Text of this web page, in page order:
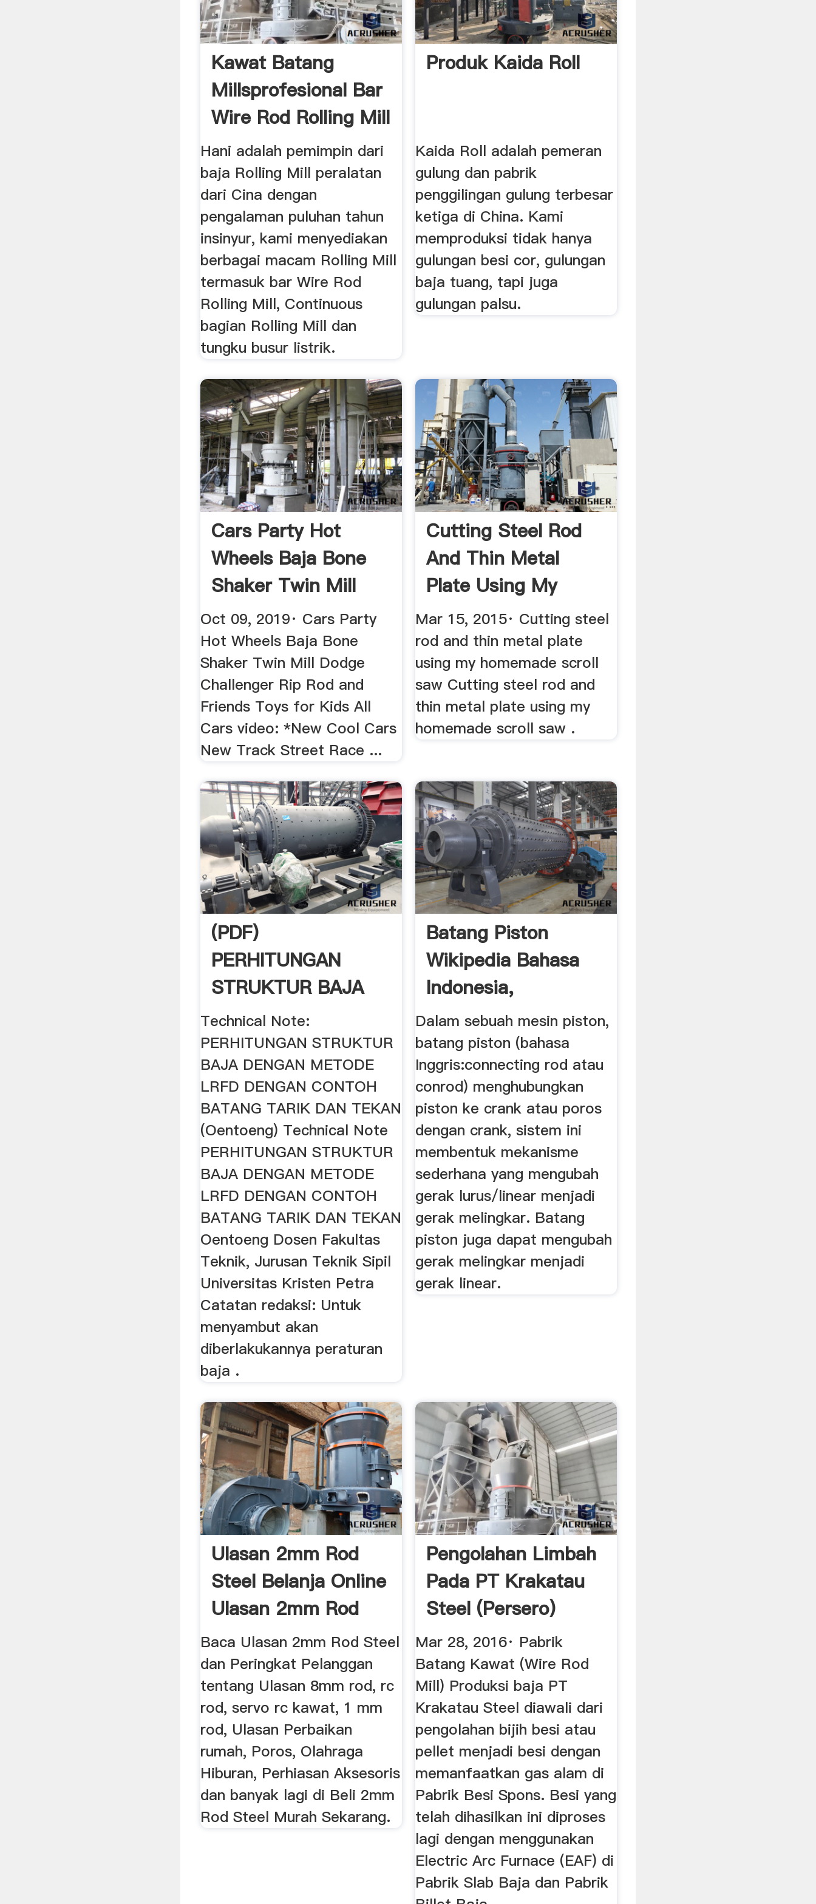
Kawat Batang
Millsprofesional Bar
Wire Rod Rolling Mill
...
Hani adalah pemimpin dari
baja Rolling Mill peralatan
dari Cina dengan
pengalaman puluhan tahun
insinyur, kami menyediakan
berbagai macam Rolling Mill
termasuk bar Wire Rod
Rolling Mill, Continuous
bagian Rolling Mill dan
tungku busur listrik.
Produk Kaida Roll
Kaida Roll adalah pemeran
gulung dan pabrik
penggilingan gulung terbesar
ketiga di China. Kami
memproduksi tidak hanya
gulungan besi cor, gulungan
baja tuang, tapi juga
gulungan palsu.
Cars Party Hot
Wheels Baja Bone
Shaker Twin Mill
Dodge ...
Oct 09, 2019· Cars Party
Hot Wheels Baja Bone
Shaker Twin Mill Dodge
Challenger Rip Rod and
Friends Toys for Kids All
Cars video: *New Cool Cars
New Track Street Race ...
Cutting Steel Rod
And Thin Metal
Plate Using My
Homemade ...
Mar 15, 2015· Cutting steel
rod and thin metal plate
using my homemade scroll
saw Cutting steel rod and
thin metal plate using my
homemade scroll saw .
(PDF)
PERHITUNGAN
STRUKTUR BAJA
DENGAN METODE
LRFD .
Technical Note:
PERHITUNGAN STRUKTUR
BAJA DENGAN METODE
LRFD DENGAN CONTOH
BATANG TARIK DAN TEKAN
(Oentoeng) Technical Note
PERHITUNGAN STRUKTUR
BAJA DENGAN METODE
LRFD DENGAN CONTOH
BATANG TARIK DAN TEKAN
Oentoeng Dosen Fakultas
Teknik, Jurusan Teknik Sipil
Universitas Kristen Petra
Catatan redaksi: Untuk
menyambut akan
diberlakukannya peraturan
baja .
Batang Piston
Wikipedia Bahasa
Indonesia,
Ensiklopedia Bebas
Dalam sebuah mesin piston,
batang piston (bahasa
Inggris:connecting rod atau
conrod) menghubungkan
piston ke crank atau poros
dengan crank, sistem ini
membentuk mekanisme
sederhana yang mengubah
gerak lurus/linear menjadi
gerak melingkar. Batang
piston juga dapat mengubah
gerak melingkar menjadi
gerak linear.
Ulasan 2mm Rod
Steel Belanja Online
Ulasan 2mm Rod
Steel ...
Baca Ulasan 2mm Rod Steel
dan Peringkat Pelanggan
tentang Ulasan 8mm rod, rc
rod, servo rc kawat, 1 mm
rod, Ulasan Perbaikan
rumah, Poros, Olahraga
Hiburan, Perhiasan Aksesoris
dan banyak lagi di Beli 2mm
Rod Steel Murah Sekarang.
Pengolahan Limbah
Pada PT Krakatau
Steel (Persero)
Mar 28, 2016· Pabrik
Batang Kawat (Wire Rod
Mill) Produksi baja PT
Krakatau Steel diawali dari
pengolahan bijih besi atau
pellet menjadi besi dengan
memanfaatkan gas alam di
Pabrik Besi Spons. Besi yang
telah dihasilkan ini diproses
lagi dengan menggunakan
Electric Arc Furnace (EAF) di
Pabrik Slab Baja dan Pabrik